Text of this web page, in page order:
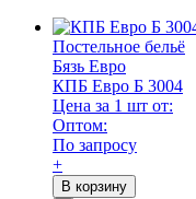
Постельное бельё
Бязь Евро
КПБ Евро Б 3004
Цена за 1 шт от:
Оптом:
По запросу
+
В корзину